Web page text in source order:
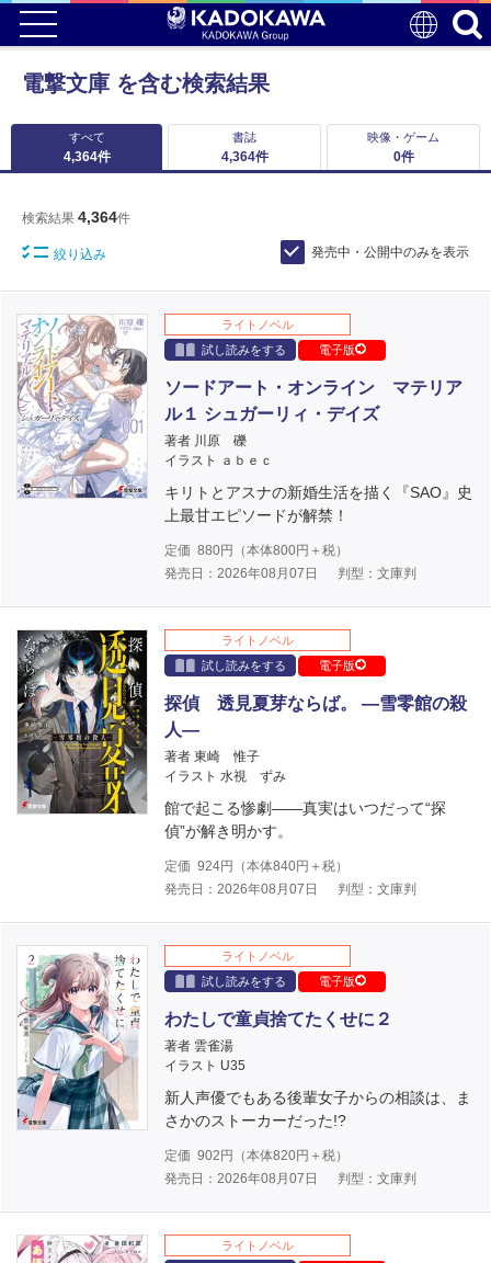
電撃文庫 を含む検索結果
すべて
4,364件
書誌
4,364件
映像・ゲーム
0件
検索結果 4,364件
絞り込み 発売中・公開中のみを表示
ライトノベル
試し読みをする
電子版
ソードアート・オンライン マテリア
ル１ シュガーリィ・デイズ
著者 川原 礫
イラスト ａｂｅｃ
キリトとアスナの新婚生活を描く『SAO』史
上最甘エピソードが解禁！
定価 880円（本体800円＋税）
発売日：2026年08月07日
判型：文庫判
ライトノベル
試し読みをする
電子版
探偵 透見夏芽ならば。 ―雪零館の殺
人―
著者 東崎 惟子
イラスト 水視 ずみ
館で起こる惨劇――真実はいつだって“探
偵”が解き明かす。
定価 924円（本体840円＋税）
発売日：2026年08月07日
判型：文庫判
ライトノベル
試し読みをする
電子版
わたしで童貞捨てたくせに２
著者 雲雀湯
イラスト U35
新人声優でもある後輩女子からの相談は、ま
さかのストーカーだった!?
定価 902 円（本体820円＋税）
発売日：2026年08月07日
判型：文庫判
ライトノベル